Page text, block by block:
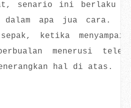
senario ini berlaku di
dalam apa jua cara.
ketika
menerusi
hal di atas.